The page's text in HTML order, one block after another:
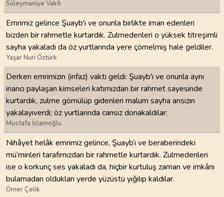
Süleymaniye Vakfı
Emrimiz gelince Şuayb'ı ve onunla birlikte iman edenleri
bizden bir rahmetle kurtardık. Zulmedenleri o yüksek titreşimli
sayha yakaladı da öz yurtlarında yere çömelmiş hale geldiler.
Yaşar Nuri Öztürk
Derken emrimizin (infaz) vakti geldi: Şuayb'ı ve onunla aynı
inancı paylaşan kimseleri katımızdan bir rahmet sayesinde
kurtardık, zulme gömülüp gidenleri malum sayha ansızın
yakalayıverdi; öz yurtlarında cansız donakaldılar:
Mustafa İslamoğlu
Nihâyet helâk emrimiz gelince, Şuayb’ı ve beraberindeki
mü’minleri tarafımızdan bir rahmetle kurtardık. Zulmedenleri
ise o korkunç ses yakaladı da, hiçbir kurtuluş zaman ve imkânı
bulamadan oldukları yerde yüzüstü yığılıp kaldılar.
Ömer Çelik